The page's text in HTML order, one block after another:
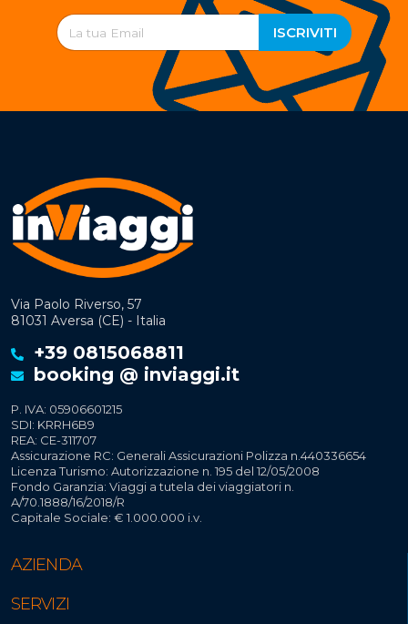
ISCRIVITI
Via Paolo Riverso, 57
81031 Aversa (CE) - Italia
+39 0815068811
booking @ inviaggi.it
P. IVA: 05906601215
SDI: KRRH6B9
REA: CE-311707
Assicurazione RC: Generali Assicurazioni Polizza n.440336654
Licenza Turismo: Autorizzazione n. 195 del 12/05/2008
Fondo Garanzia: Viaggi a tutela dei viaggiatori n.
A/70.1888/16/2018/R
Capitale Sociale: € 1.000.000 i.v.
AZIENDA
SERVIZI